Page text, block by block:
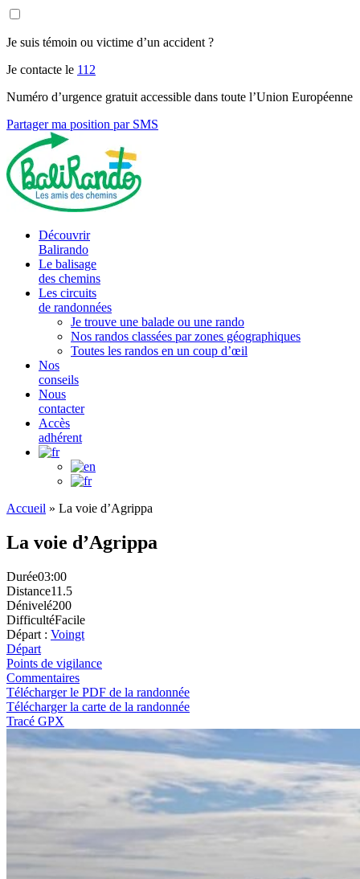
Je suis témoin ou victime d’un accident ?
Je contacte le 112
Numéro d’urgence gratuit accessible dans toute l’Union Européenne
Partager ma position par SMS
Découvrir
Balirando
Le balisage
des chemins
Les circuits
de randonnées
Je trouve une balade ou une rando
Nos randos classées par zones géographiques
Toutes les randos en un coup d’œil
Nos
conseils
Nous
contacter
Accès
adhérent
Accueil » La voie d’Agrippa
La voie d’Agrippa
Durée03:00
Distance11.5
Dénivelé200
DifficultéFacile
Départ : Voingt
Départ
Points de vigilance
Commentaires
Télécharger le PDF de la randonnée
Télécharger la carte de la randonnée
Tracé GPX